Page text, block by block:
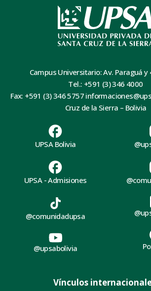
Campus Universitario: Av. Paraguá y
Tel.: +591 (3) 346 4000
Fax: +591 (3) 346 5757
Cruz de la Sierra – Bolivia
UPSA Bolivia
UPSA - Admisiones
@comunidadupsa
@upsabolivia
Vínculos